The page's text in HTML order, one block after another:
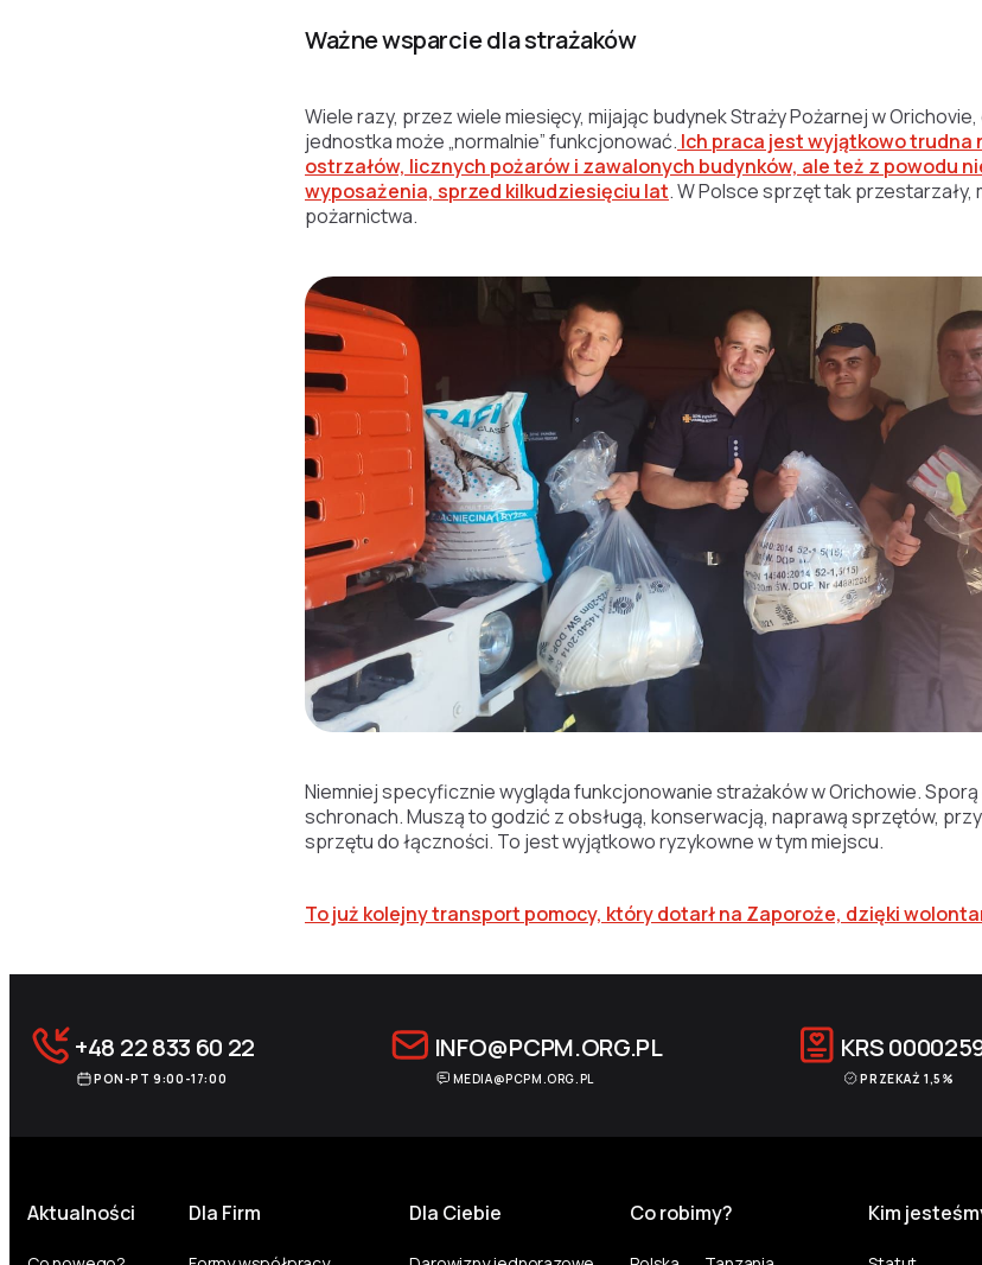
Ważne wsparcie dla strażaków
Wiele razy, przez wiele miesięcy, mijając budynek Straży Pożarnej w Orichovie,
jednostka może „normalnie” funkcjonować. Ich praca jest wyjątkowo
ostrzałów, licznych pożarów i zawalonych budynków, ale też z powodu
wyposażenia, sprzed kilkudziesięciu lat. W Polsce sprzęt tak
pożarnictwa.
Niemniej specyficznie wygląda funkcjonowanie strażaków w Orichowie.
schronach. Muszą to godzić z obsługą, konserwacją, naprawą sprzętów,
sprzętu do łączności. To jest wyjątkowo ryzykowne w tym miejscu.
To już kolejny transport pomocy, który dotarł na Zaporoże, dzięki
+48 22 833 60 22
PON-PT 9:00-17:00
INFO@PCPM.ORG.PL
MEDIA@PCPM.ORG.PL
KRS
PRZEKAŻ 1,5%
Aktualności Dla Firm Dla Ciebie Co robimy? Kim